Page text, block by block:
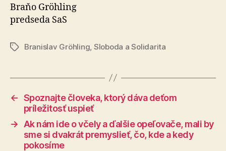
Braňo Gröhling
predseda SaS
ZnačkyBranislav Gröhling Sloboda a Solidarita
← Spoznajte človeka, ktorý dáva deťom
príležitosť uspieť
→
Ak nám ide o včely a ďalšie opeľovače, mali by
sme si dvakrát premyslieť, čo, kde a kedy
pokosíme